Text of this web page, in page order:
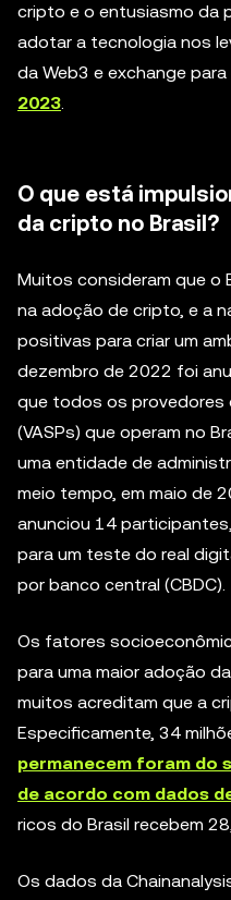
cripto e o entusiasmo da
adotar a tecnologia nos
da Web3 e exchange para
2023.
O que está
da cripto no Brasil?
Muitos consideram que o
na adoção de cripto, e a
positivas para criar um
dezembro de 2022 foi
que todos os provedores
(VASPs) que operam no
uma entidade de
meio tempo, em maio de
anunciou 14
para um teste do real
por banco central (CBDC).
Os fatores
para uma maior adoção
muitos acreditam que a
Especificamente, 34
permanecem foram do
de acordo com dados
ricos do Brasil recebem
Os dados da